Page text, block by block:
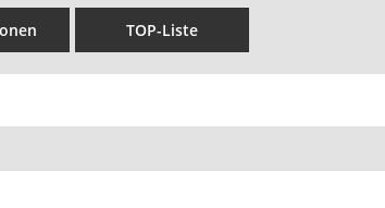
TOP-Liste